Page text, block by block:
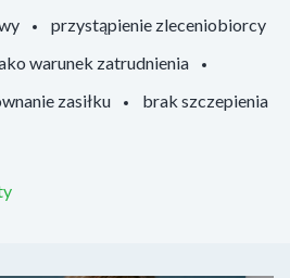
przystąpienie zleceniobiorcy
warunek zatrudnienia
zasiłku
brak szczepienia